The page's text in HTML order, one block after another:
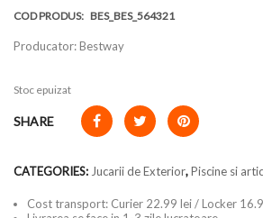
COD PRODUS: BES_BES_564321
Producator: Bestway
Stoc epuizat
SHARE
CATEGORIES: Jucarii de Exterior,Piscine si
Cost transport: Curier 22.99 lei / Locker